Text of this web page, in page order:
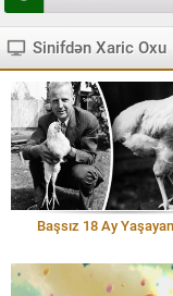
Sinifdən Xaric Oxu
Başsız 18 Ay